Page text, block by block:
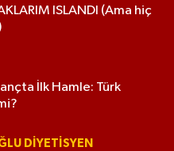
ISLANDI (Ama hiç
İlk Hamle: Türk
DIYETISYEN